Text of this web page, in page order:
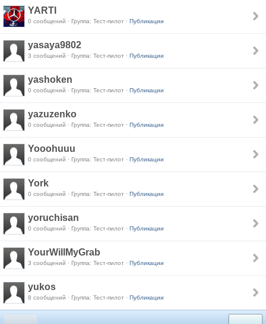
YARTI
0 сообщений · Группа: Тест-пилот · Публикации
yasaya9802
3 сообщений · Группа: Тест-пилот · Публикации
yashoken
0 сообщений · Группа: Тест-пилот · Публикации
yazuzenko
0 сообщений · Группа: Тест-пилот · Публикации
Yooohuuu
0 сообщений · Группа: Тест-пилот · Публикации
York
0 сообщений · Группа: Тест-пилот · Публикации
yoruchisan
0 сообщений · Группа: Тест-пилот · Публикации
YourWillMyGrab
3 сообщений · Группа: Тест-пилот · Публикации
yukos
8 сообщений · Группа: Тест-пилот · Публикации